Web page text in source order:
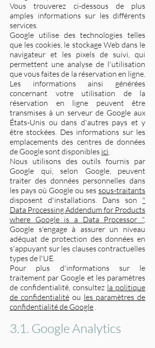
Vous trouverez ci-dessous de plus
amples informations sur les différents
services.
Google utilise des technologies telles
que les cookies, le stockage Web dans le
navigateur et les pixels de suivi, qui
permettent une analyse de l'utilisation
que vous faites de la réservation en ligne.
Les informations ainsi générées
concernant votre utilisation de la
réservation en ligne peuvent être
transmises à un serveur de Google aux
États-Unis ou dans d'autres pays et y
être stockées. Des informations sur les
emplacements des centres de données
de Google sont disponibles ici.
Nous utilisons des outils fournis par
Google qui, selon Google, peuvent
traiter des données personnelles dans
les pays où Google ou ses sous-traitants
disposent d'installations. Dans son "
Data Processing Addendum for Products
where Google is a Data Processor ",
Google s'engage à assurer un niveau
adéquat de protection des données en
s'appuyant sur les clauses contractuelles
types de l'UE.
Pour plus d'informations sur le
traitement par Google et les paramètres
de confidentialité, consultez la politique
de confidentialité ou les paramètres de
confidentialité de Google .
3.1. Google Analytics